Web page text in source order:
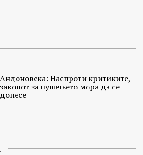
Андоновска: Наспроти критиките,
законот за пушењето мора да се
донесе